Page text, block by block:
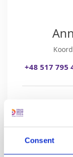
Consent
+48 517 795
PAKIETY